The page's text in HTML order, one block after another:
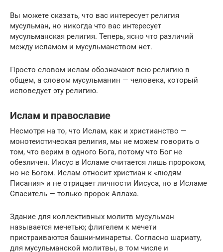
Вы можете сказать, что вас интересует религия
мусульман, но никогда что вас интересует
мусульманская религия. Теперь, ясно что различий
между исламом и мусульманством нет.
Просто словом ислам обозначают всю религию в
общем, а словом мусульманин — человека, который
исповедует эту религию.
Ислам и православие
Несмотря на то, что Ислам, как и христианство —
монотеистическая религия, мы не можем говорить о
том, что верим в одного Бога, потому что Бог не
обезличен. Иисус в Исламе считается лишь пророком,
но не Богом. Ислам относит христиан к «людям
Писания» и не отрицает личности Иисуса, но в Исламе
Спаситель — только пророк Аллаха.
Здание для коллективных молитв мусульман
называется мечетью; флигелем к мечети
пристраиваются башни-минареты. Согласно шариату,
для мусульманской молитвы, в том числе и